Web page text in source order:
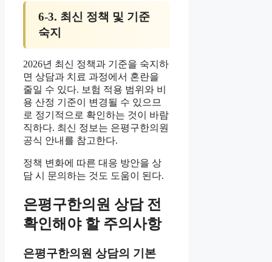
6-3. 최신 정책 및 기준
숙지
2026년 최신 정책과 기준을 숙지하
면 상담과 치료 과정에서 혼란을
줄일 수 있다. 보험 적용 범위와 비
용 산정 기준이 변경될 수 있으므
로 정기적으로 확인하는 것이 바람
직하다. 최신 정보는 은평구한의원
공식 안내를 참고한다.
정책 변화에 따른 대응 방안을 상
담 시 문의하는 것도 도움이 된다.
은평구한의원 상담 전
확인해야 할 주의사항
은평구한의원 상담의 기본